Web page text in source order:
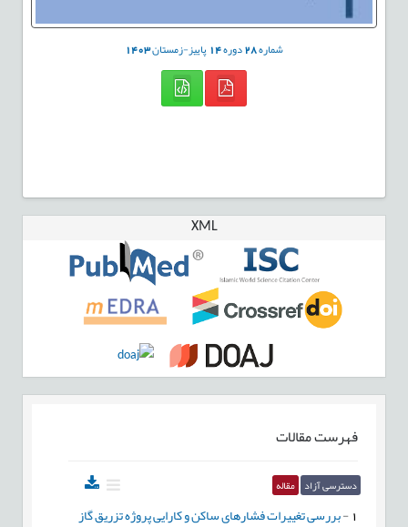
شماره28دوره14پاییز-زمستان1403
XML
فهرست مقالات
دسترسی آزاد مقاله
-بررسی تغییرات فشارهای ساکن و کارایی پروژه تزریق گاز